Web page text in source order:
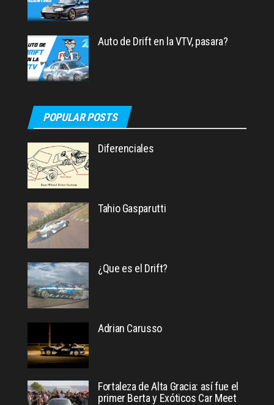
Auto de Drift en la VTV, pasara?
POPULAR POSTS
Diferenciales
Tahio Gasparutti
¿Que es el Drift?
Adrian Carusso
Fortaleza de Alta Gracia: así fue el
primer Berta y Exóticos Car Meet